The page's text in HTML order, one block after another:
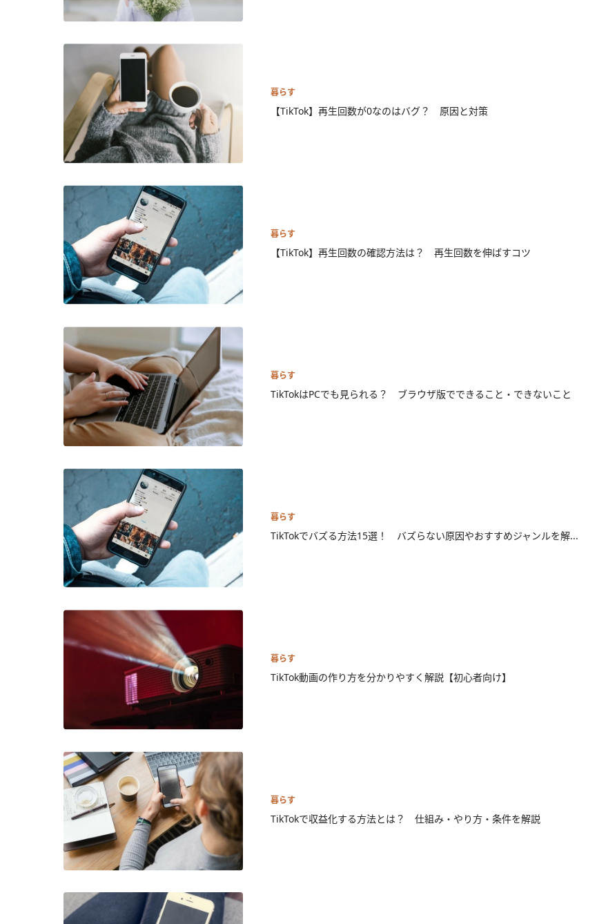
暮らす
【TikTok】再生回数が0なのはバグ？ 原因と対策
暮らす
【TikTok】再生回数の確認方法は？ 再生回数を伸ばすコツ
暮らす
TikTokはPCでも見られる？ ブラウザ版でできること・できないこと
暮らす
TikTokでバズる方法15選！ バズらない原因やおすすめジャンルを解...
暮らす
TikTok動画の作り方を分かりやすく解説【初心者向け】
暮らす
TikTokで収益化する方法とは？ 仕組み・やり方・条件を解説